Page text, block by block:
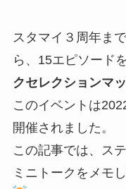
スタマイ３周年ま
ら、15エピソード
クセレクションマ
このイベントは
開催されました。
この記事では、ス
ミニトークをメモ